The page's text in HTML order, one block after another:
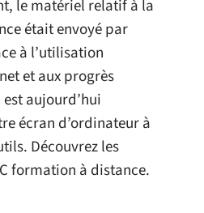
le matériel relatif à la
était envoyé par
à l’utilisation
et aux progrès
aujourd’hui
écran d’ordinateur à
Découvrez les
formation à distance.